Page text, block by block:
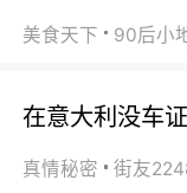
美食天下 90后小
在意大利没车
真情秘密